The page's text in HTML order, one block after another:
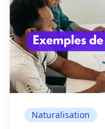
Naturalisation